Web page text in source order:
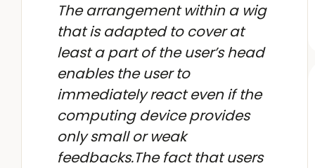
The arrangement within a wig
that is adapted to cover at
least a part of the user’s head
enables the user to
immediately react even if the
computing device provides
only small or weak
feedbacks.The fact that users